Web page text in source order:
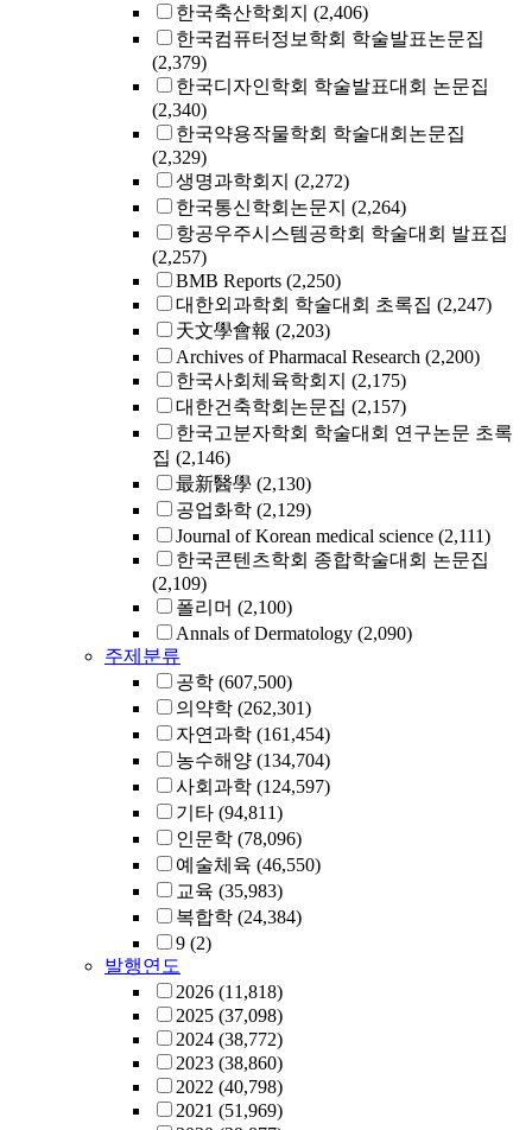
한국축산학회지 (2,406)
한국컴퓨터정보학회 학술발표논문집
(2,379)
한국디자인학회 학술발표대회 논문집
(2,340)
한국약용작물학회 학술대회논문집
(2,329)
생명과학회지 (2,272)
한국통신학회논문지 (2,264)
항공우주시스템공학회 학술대회 발표집
(2,257)
BMB Reports (2,250)
대한외과학회 학술대회 초록집 (2,247)
天文學會報 (2,203)
Archives of Pharmacal Research (2,200)
한국사회체육학회지 (2,175)
대한건축학회논문집 (2,157)
한국고분자학회 학술대회 연구논문 초록
집 (2,146)
最新醫學 (2,130)
공업화학 (2,129)
Journal of Korean medical science (2,111)
한국콘텐츠학회 종합학술대회 논문집
(2,109)
폴리머 (2,100)
Annals of Dermatology (2,090)
주제분류
공학 (607,500)
의약학 (262,301)
자연과학 (161,454)
농수해양 (134,704)
사회과학 (124,597)
기타 (94,811)
인문학 (78,096)
예술체육 (46,550)
교육 (35,983)
복합학 (24,384)
9 (2)
발행연도
2026 (11,818)
2025 (37,098)
2024 (38,772)
2023 (38,860)
2022 (40,798)
2021 (51,969)